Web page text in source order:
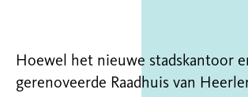
Hoewel het nieuwe stadskantoor
gerenoveerde Raadhuis van